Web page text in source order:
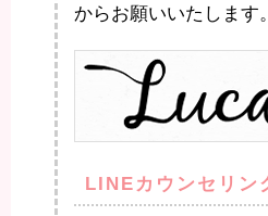
からお願いいたします。
LINEカウンセリン